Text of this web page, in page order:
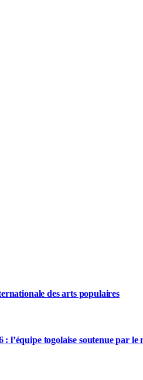
des arts populaires
l’équipe togolaise soutenue par le